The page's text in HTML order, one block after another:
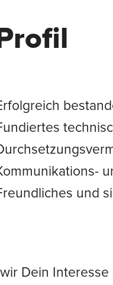
und
Dein